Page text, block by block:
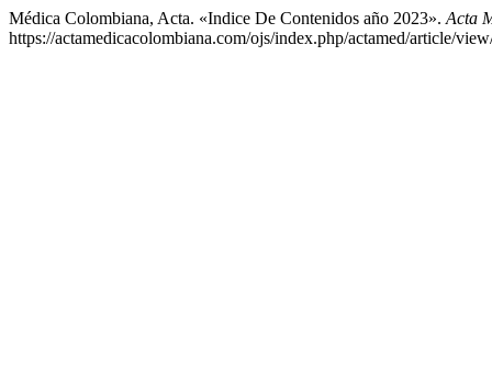
Médica Colombiana, Acta. «Indice De Contenidos año 2023». Acta
https://actamedicacolombiana.com/ojs/index.php/actamed/article/